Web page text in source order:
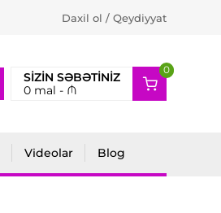
Daxil ol / Qeydiyyat
SIZIN SƏBƏTINIZ
0mal - ₼
0
2
Videolar Blog